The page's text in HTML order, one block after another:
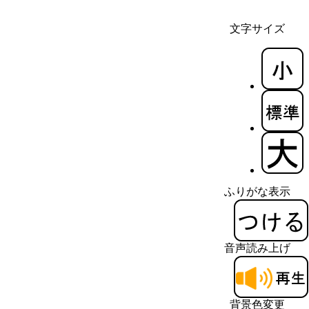
文字サイズ
ふりがな表示
音声読み上げ
背景色変更